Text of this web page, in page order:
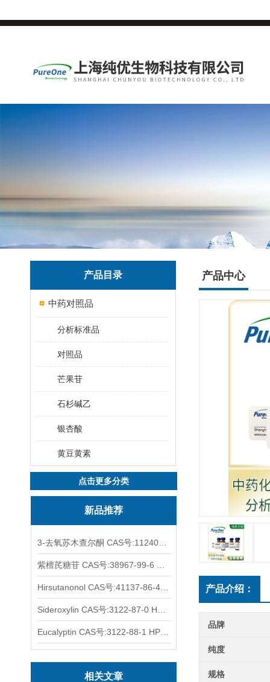
产品目录
中药对照品
分析标准品
对照品
芒果苷
石杉碱乙
银杏酸
黄豆黄素
点击更多分类
新品推荐
相关文章
产品中心
产品介绍：
品牌
纯度
规格